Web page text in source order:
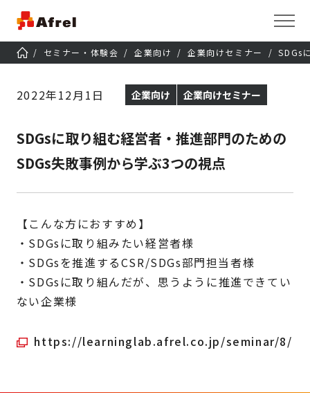
セミナー・体験会 企業向け 企業向けセミナー SDGs
2022年12月1日 企業向け 企業向けセミナー
SDGsに取り組む経営者・推進部門のための
SDGs失敗事例から学ぶ3つの視点
【こんな方におすすめ】
・SDGsに取り組みたい経営者様
・SDGsを推進するCSR/SDGs部門担当者様
・SDGsに取り組んだが、思うように推進できてい
ない企業様
https://learninglab.afrel.co.jp/seminar/8/